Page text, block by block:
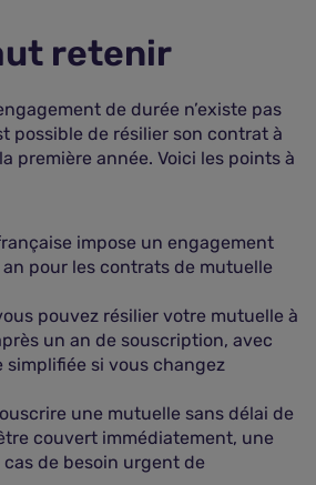
retenir
de durée n’existe pas
possible de résilier son contrat à
première année. Voici les points à
impose un engagement
pour les contrats de mutuelle
pouvez résilier votre mutuelle à
un an de souscription, avec
simplifiée si vous changez
une mutuelle sans délai de
couvert immédiatement, une
de besoin urgent de